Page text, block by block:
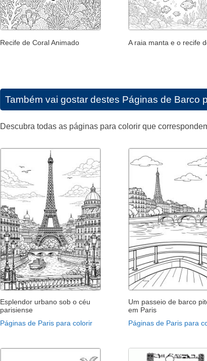
Recife de Coral Animado A raia manta e o recife
Também vai gostar destes Páginas de Barco
Descubra todas as páginas para colorir que
Esplendor urbano sob o céu
parisiense
Páginas de Paris para colorir
Um passeio de barco
em Paris
Páginas de Paris para